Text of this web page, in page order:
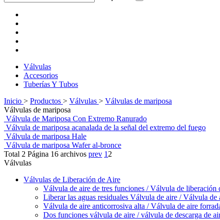
Válvulas
Accesorios
Tuberías Y Tubos
Inicio > Productos > Válvulas > Válvulas de mariposa
Válvulas de mariposa
Válvula de Mariposa Con Extremo Ranurado
Válvula de mariposa acanalada de la señal del extremo del fuego
Válvula de mariposa Hale
Válvula de mariposa Wafer al-bronce
Total 2 Página 16 archivos prev 1 2
Válvulas
Válvulas de Liberación de Aire
Válvula de aire de tres funciones / Válvula de liberación
Liberar las aguas residuales Válvula de aire / Válvula de
Válvula de aire anticorrosiva alta / Válvula de aire
Dos funciones válvula de aire / válvula de descarga de